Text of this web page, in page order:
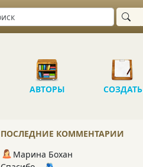
АВТОРЫ СОЗДАТЬ
ПОСЛЕДНИЕ КОММЕНТАРИИ
Марина Бохан